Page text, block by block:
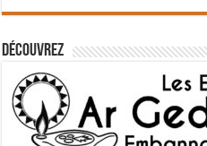
Découvrez